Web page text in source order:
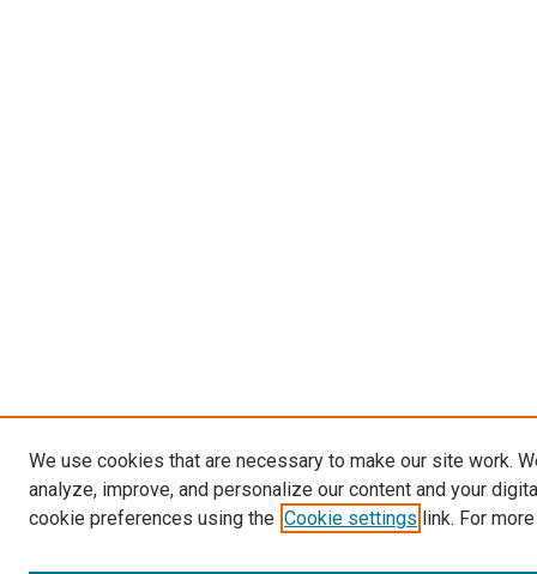
We use cookies that are necessary to make our site work.
analyze, improve, and personalize our content and your
cookie preferences using the Cookie settings link. For